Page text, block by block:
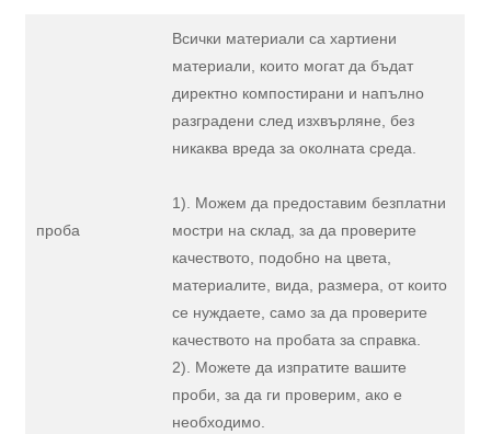
проба
Всички материали са хартиени
материали, които могат да бъдат
директно компостирани и напълно
разградени след изхвърляне, без
никаква вреда за околната среда.
1). Можем да предоставим безплатни
мостри на склад, за да проверите
качеството, подобно на цвета,
материалите, вида, размера, от които
се нуждаете, само за да проверите
качеството на пробата за справка.
2). Можете да изпратите вашите
проби, за да ги проверим, ако е
необходимо.